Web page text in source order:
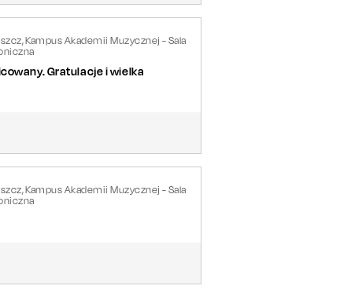
Kampus Akademii Muzycznej - Sala
Gratulacje i wielka
Kampus Akademii Muzycznej - Sala